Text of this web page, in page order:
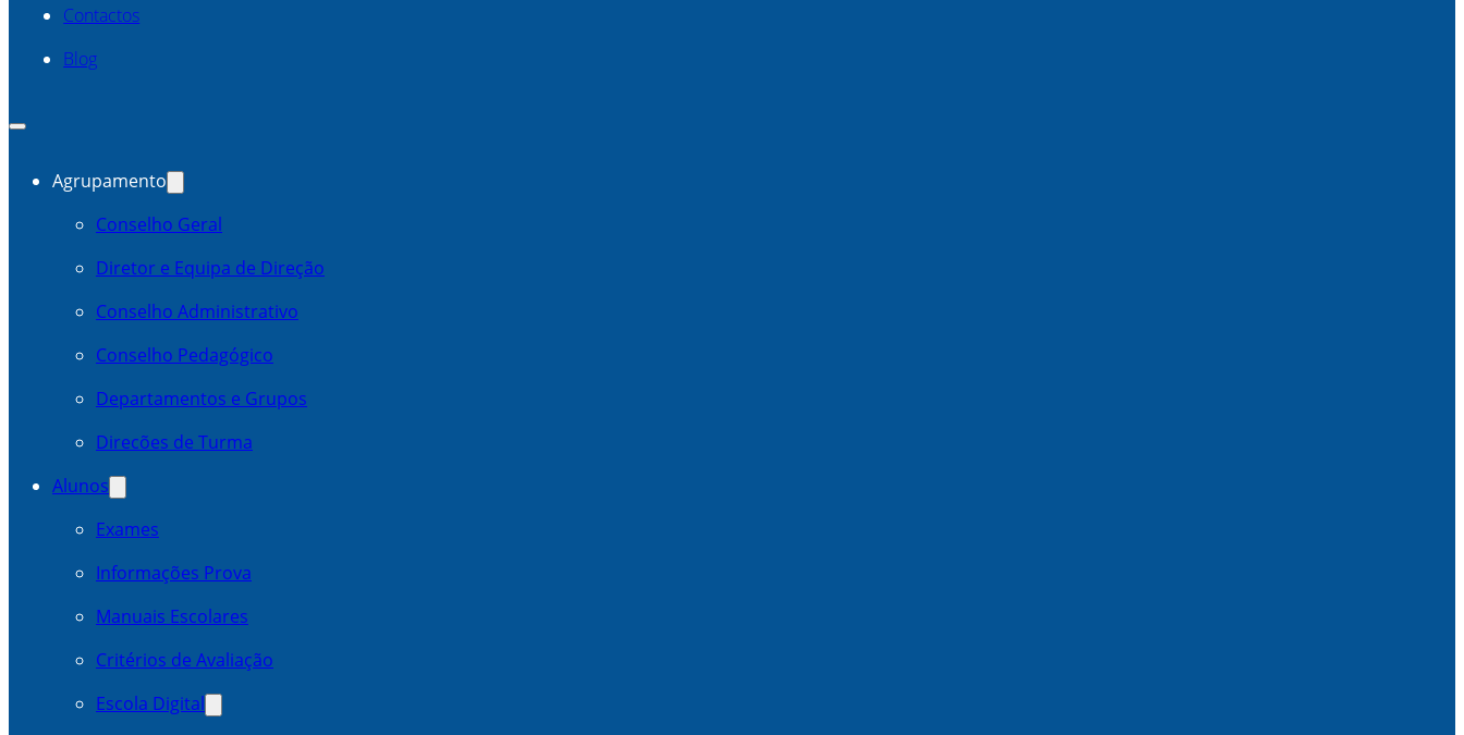
Contactos
Blog
Agrupamento
Conselho Geral
Diretor e Equipa de Direção
Conselho Administrativo
Conselho Pedagógico
Departamentos e Grupos
Direcões de Turma
Alunos
Exames
Informações Prova
Manuais Escolares
Critérios de Avaliação
Escola Digital